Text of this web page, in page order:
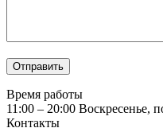
Время работы
11:00 – 20:00 Воскресенье,
Контакты